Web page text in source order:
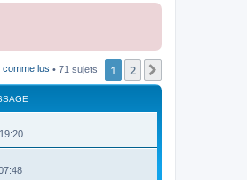
lus • 71 sujets 1 2